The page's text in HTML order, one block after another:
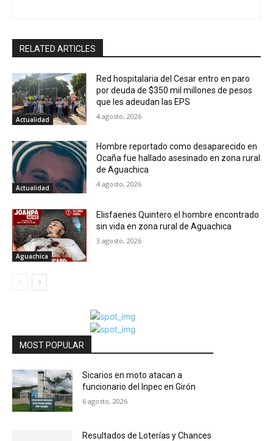
RELATED ARTICLES
Actualidad
Red hospitalaria del Cesar entro en paro
por deuda de $350 mil millones de pesos
que les adeudan las EPS
4 agosto, 2026
Actualidad
Hombre reportado como desaparecido en
Ocaña fue hallado asesinado en zona rural
de Aguachica
4 agosto, 2026
Aguachica
Elisfaenes Quintero el hombre encontrado
sin vida en zona rural de Aguachica
3 agosto, 2026
MOST POPULAR
Sicarios en moto atacan a
funcionario del Inpec en Girón
6 agosto, 2026
Resultados de Loterías y Chances